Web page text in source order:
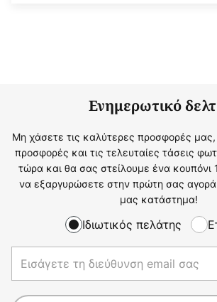
Ενημερωτικό
Μη χάσετε τις καλύτερες προσφορές μας,
προσφορές και τις τελευταίες τάσεις
τώρα και θα σας στείλουμε ένα κουπόνι
να εξαργυρώσετε στην πρώτη σας αγορά
μας κατάστημα!
Ιδιωτικός πελάτης